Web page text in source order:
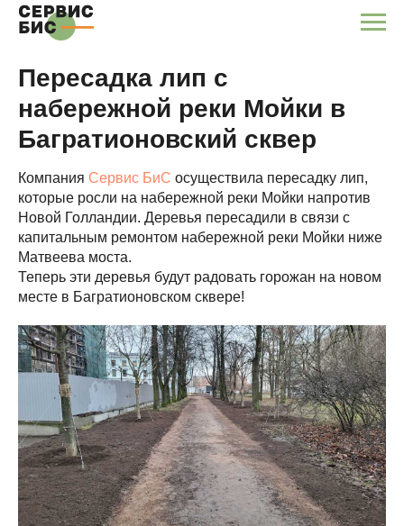
Пересадка лип с
набережной реки Мойки в
Багратионовский сквер
Компания Сервис БиС осуществила пересадку лип,
которые росли на набережной реки Мойки напротив
Новой Голландии. Деревья пересадили в связи с
капитальным ремонтом набережной реки Мойки ниже
Матвеева моста.
Теперь эти деревья будут радовать горожан на новом
месте в Багратионовском сквере!